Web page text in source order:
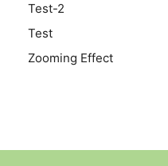
Test-2
Test
Zooming Effect